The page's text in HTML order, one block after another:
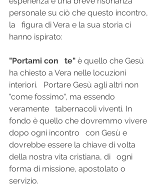
personale su ciò che questo incontro,
la   figura di Vera e la sua storia ci
hanno ispirato:
"Portami con   te" è quello che Gesù
ha chiesto a Vera nelle locuzioni
interiori.   Portare Gesù agli altri non
"come fossimo", ma essendo
veramente   tabernacoli viventi. In
fondo è quello che dovremmo vivere
dopo ogni incontro   con Gesù e
dovrebbe essere la chiave di volta
della nostra vita cristiana, di   ogni
forma di missione, apostolato o
servizio.